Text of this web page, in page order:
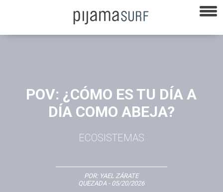
POV: ¿CÓMO ES TU DÍA A
DÍA COMO ABEJA?
ECOSISTEMAS
POR: YAEL ZÁRATE
QUEZADA - 05/20/2026